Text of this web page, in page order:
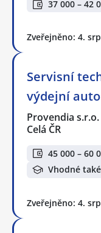
37 000 – 42
Zveřejněno: 4.
Servisní
výdejní
Provendia s.r.o.
Celá ČR
45 000 – 60
Vhodné
Zveřejněno: 4.